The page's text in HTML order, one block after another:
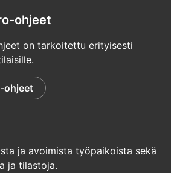
ohjeet
on tarkoitettu erityisesti
ohjeet
ja avoimista työpaikoista sekä
ja tilastoja.